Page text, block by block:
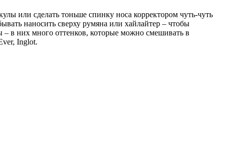
или сделать тоньше спинку носа корректором чуть-чуть
наносить сверху румяна или хайлайтер – чтобы
– в них много оттенков, которые можно смешивать в
Inglot.